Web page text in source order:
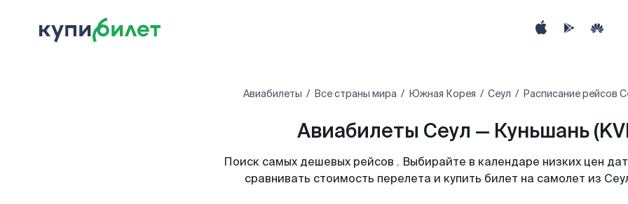
Авиабилеты Все страны мира Южная Корея Сеул Расписание рейсов
Авиабилеты Сеул — Куньшань
Поиск самых дешевых рейсов . Выбирайте в календаре низких цен
сравнивать стоимость перелета и купить билет на самолет из